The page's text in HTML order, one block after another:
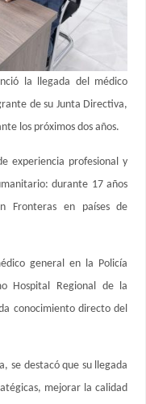
la llegada del médico
de su Junta Directiva,
los próximos dos años.
experiencia profesional y
durante 17 años
Fronteras en países de
general en la Policía
Hospital Regional de la
conocimiento directo del
se destacó que su llegada
mejorar la calidad